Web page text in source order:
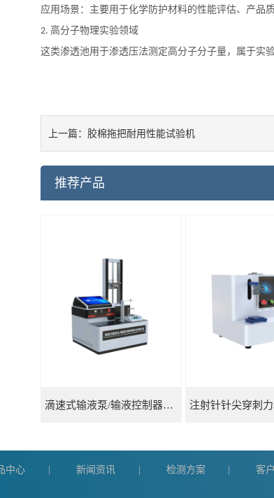
应用场景‌：主要用于化学防护材料的性能评估、产品
2. 高分子物理实验领域
这类渗透池用于渗透压法测定高分子分子量，属于实验
上一篇： 胶棉拖把耐用性能试验机
推荐产品
滴速式输液泵/输液控制器精度检测装置
中心 新闻资讯 检测方案 客